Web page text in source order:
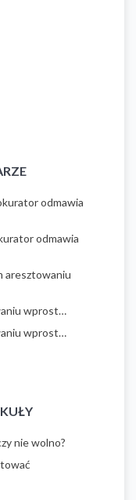
odmawia
odmawia
aresztowaniu
wprost…
wprost…
nie wolno?